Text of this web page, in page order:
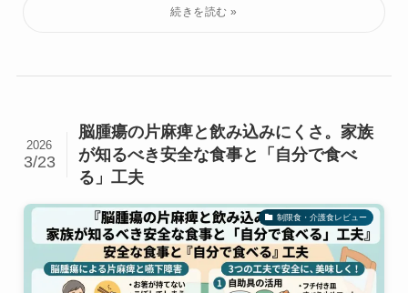
脳腫瘍の片麻痺と飲み込みにくさ。家族
が知るべき安全な食事と「自分で食べ
る」工夫
2026
3/23
制限食・介護食レビュー